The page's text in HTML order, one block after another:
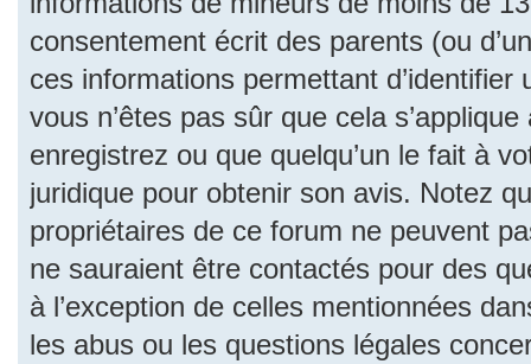
consentement écrit des parents (ou
ces informations permettant
vous n’êtes pas sûr que cela
enregistrez ou que quelqu’un le fait à
juridique pour obtenir son avis. Notez
propriétaires de ce forum ne peuvent
ne sauraient être contactés pour des
à l’exception de celles mentionnées
les abus ou les questions légales